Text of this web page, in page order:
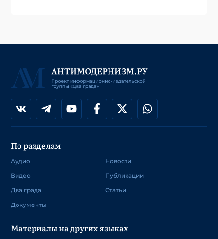
По разделам
Аудио
Видео
Два града
Документы
Новости
Публикации
Статьи
Материалы на других языках